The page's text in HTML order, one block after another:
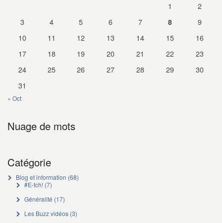
1
2
3
4 5 6 7 8
9
10
11 12 13 14 15
16
17
18 19 20 21 22
23
24
25 26 27 28 29
30
31
« Oct
Nuage de mots
Catégorie
Blog et information (68)
#E-tch!(7)
Généralité (17)
Les Buzz vidéos(3)